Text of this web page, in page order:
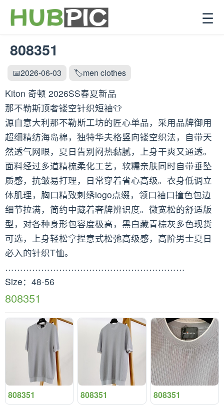
☰
808351
📅2026-06-03 🏷️men clothes
Kiton 奇顿 2026SS春夏新品
那不勒斯顶奢镂空针织短袖👕
源自意大利那不勒斯工坊的匠心单品，采用品牌御用
超细精纺海岛棉，独特华夫格竖向镂空织法，自带天
然透气网眼，夏日告别闷热黏腻，上身干爽又通透。
面料经过多道精梳柔化工艺，软糯亲肤同时自带垂坠
质感，抗皱易打理，日常穿着省心高级。衣身低调立
体肌理，胸口精致刺绣logo点缀，领口袖口撞色包边
细节拉满，简约中藏着奢牌辨识度。微宽松的舒适版
型，对各种身形包容度极高，黑白藏青棕灰多色现货
可选，上身轻松拿捏意式松弛高级感，高阶男士夏日
必入的针织T恤。
……………………………………………………
Size：48-56
808351
808351 808351 808351